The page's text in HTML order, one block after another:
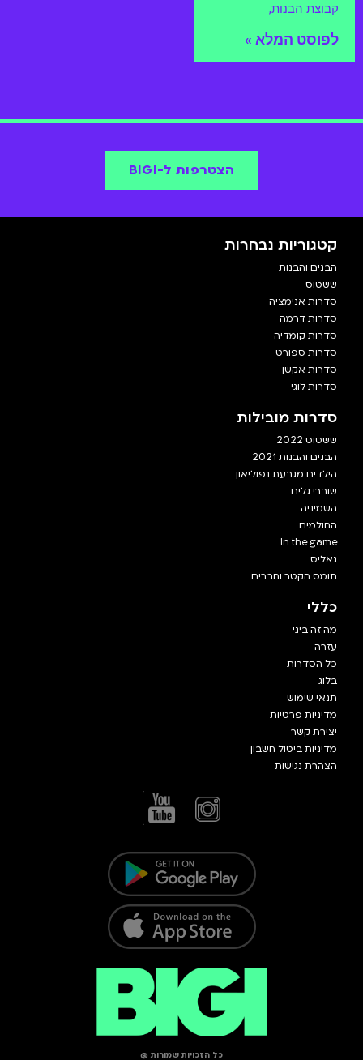
קבוצת הבנות,
לפוסט המלא »
הצטרפות ל-BIGI
קטגוריות נבחרות
הבנים והבנות
ששטוס
סדרות אנימציה
סדרות דרמה
סדרות קומדיה
סדרות ספורט
סדרות אקשן
סדרות לוגי
סדרות מובילות
ששטוס 2022
הבנים והבנות 2021
הילדים מגבעת נפוליאון
שוברי גלים
השמיניה
החולמים
In the game
גאליס
תומס הקטר וחברים
כללי
מה זה ביגי
עזרה
כל הסדרות
בלוג
תנאי שימוש
מדיניות פרטיות
יצירת קשר
מדיניות ביטול חשבון
הצהרת נגישות
כל הזכויות שמורות @